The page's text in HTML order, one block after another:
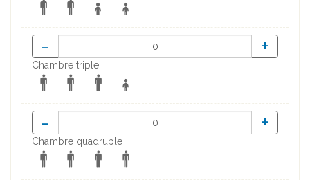
- +
Chambre triple
- +
Chambre quadruple